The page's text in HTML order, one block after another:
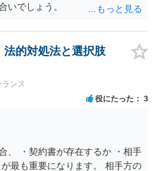
いでしょう。
法的対処法と選択肢
ンス
役にたった 3
、 ・契約書が存在するか ・相手
最も重要になります。 相手方の